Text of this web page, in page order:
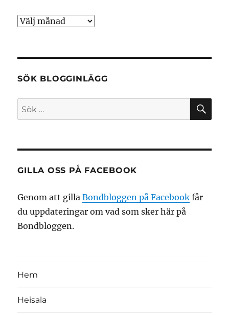
Arkiv
SÖK BLOGGINLÄGG
Sök
efter:
GILLA OSS PÅ FACEBOOK
Genom att gillaBondbloggen på Facebook får
du uppdateringar om vad som sker här på
Bondbloggen.
Hem
Heisala